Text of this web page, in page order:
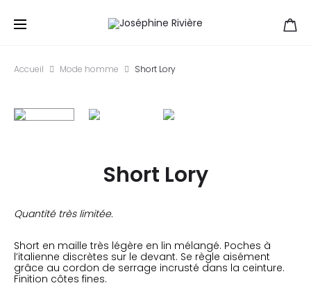
Accueil Mode homme Short Lory
Short Lory
Quantité très limitée.
Short en maille très légère en lin mélangé. Poches à
l’italienne discrètes sur le devant. Se règle aisément
grâce au cordon de serrage incrusté dans la ceinture.
Finition côtes fines.